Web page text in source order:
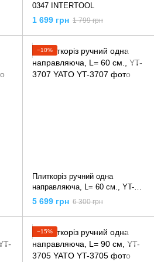
0347 INTERTOOL
1 699 грн 1 799 грн
−10%
Плиткоріз ручний одна
направляюча, L= 60 cм., YT-
3707 YATO
5 699 грн 6 300 грн
−15%